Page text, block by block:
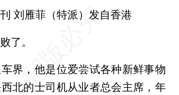
刘雁菲（特派）发自香港
。
，他是位爱尝试各种新鲜事物
北的士司机从业者总会主席，年